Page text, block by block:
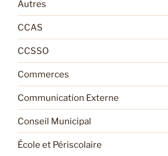
Autres
CCAS
CCSSO
Commerces
Communication Externe
Conseil Municipal
École et Périscolaire